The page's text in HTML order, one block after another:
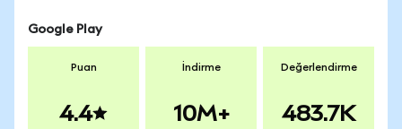
Google Play
Puan
4.4
İndirme
10M+
Değerlendirme
483.7K